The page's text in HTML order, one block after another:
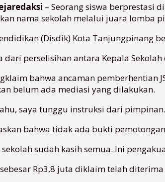
– Seorang siswa berprestasi
nama sekolah melalui juara lomba
(Disdik) Kota Tanjungpinang
perselisihan antara Kepala
bahwa ancaman pemberhentian
belum ada mediasi yang dilakukan.
saya tunggu instruksi dari
bahwa tidak ada bukti
sekolah sudah kasih semua. Ini
Rp3,8 juta diklaim telah diterima